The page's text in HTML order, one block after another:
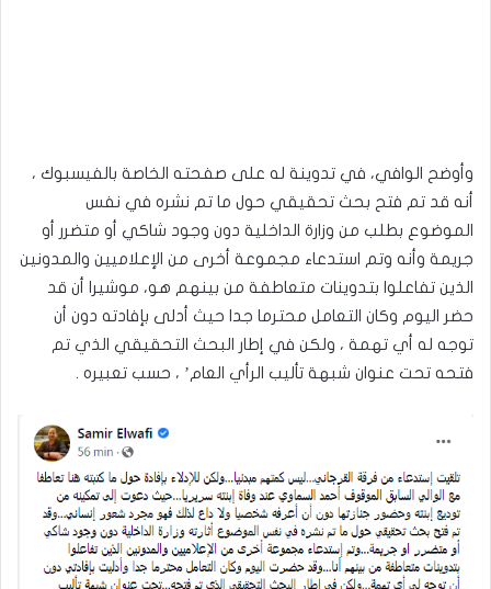
وأوضح الوافي، في تدوينة له على صفحته الخاصة بالفيسبوك ،
أنه قد تم فتح بحث تحقيقي حول ما تم نشره في نفس
الموضوع بطلب من وزارة الداخلية دون وجود شاكي أو متضرر أو
جريمة وأنه وتم استدعاء مجموعة أخرى من الإعلاميين والمدونين
الذين تفاعلوا بتدوينات متعاطفة من بينهم هو، موشيرا أن قد
حضر اليوم وكان التعامل محترما جدا حيث أدلى بإفادته دون أن
توجه له أي تهمة ، ولكن في إطار البحث التحقيقي الذي تم
فتحه تحت عنوان شبهة تأليب الرأي العام’ ، حسب تعبيره .